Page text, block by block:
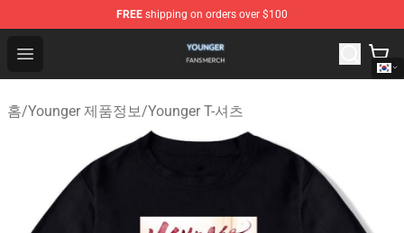
FREE shipping on orders over $100
Open menu
Younger Shop - Official Younger Merchandise Store
홈/Younger 제품정보/Younger T-셔츠